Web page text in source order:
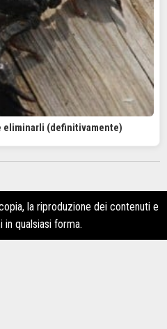
eliminarli (definitivamente)
la riproduzione dei contenuti e
in qualsiasi forma.